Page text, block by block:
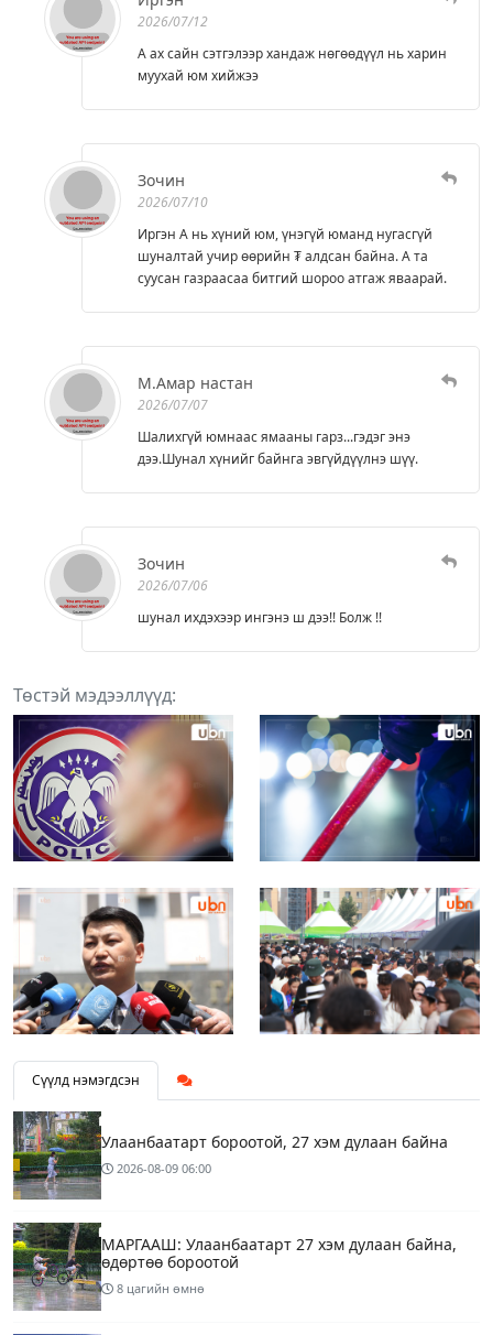
2026/07/12
А ах сайн сэтгэлээр хандаж нөгөөдүүл нь харин
муухай юм хийжээ
Зочин
2026/07/10
Иргэн А нь хүний юм, үнэгүй юманд нугасгүй
шуналтай учир өөрийн ₮ алдсан байна. А та
суусан газраасаа битгий шороо атгаж яваарай.
М.Амар настан
2026/07/07
Шалихгүй юмнаас ямааны гарз...гэдэг энэ
дээ.Шунал хүнийг байнга эвгүйдүүлнэ шүү.
Зочин
2026/07/06
шунал ихдэхээр ингэнэ ш дээ!! Болж !!
Төстэй мэдээллүүд:
Сүүлд нэмэгдсэн
Улаанбаатарт бороотой, 27 хэм дулаан байна
2026-08-09 06:00
МАРГААШ: Улаанбаатарт 27 хэм дулаан байна,
өдөртөө бороотой
8 цагийн өмнө